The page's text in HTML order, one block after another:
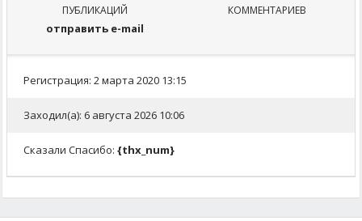
ПУБЛИКАЦИЙ КОММЕНТАРИЕВ
отправить e-mail
Регистрация: 2 марта 2020 13:15
Заходил(а): 6 августа 2026 10:06
Сказали Спасибо: {thx_num}